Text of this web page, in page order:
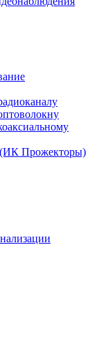
(ИК Прожекторы)